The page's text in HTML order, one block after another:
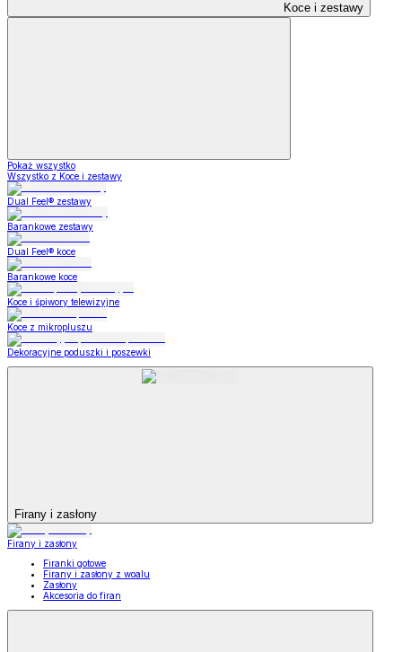
Koce i zestawy
Pokaż wszystko
Wszystko z Koce i zestawy
Dual Feel® zestawy
Barankowe zestawy
Dual Feel® koce
Barankowe koce
Koce i śpiwory telewizyjne
Koce z mikropluszu
Dekoracyjne poduszki i poszewki
Firany i zasłony
Firany i zasłony
Firanki gotowe
Firany i zasłony z woalu
Zasłony
Akcesoria do firan